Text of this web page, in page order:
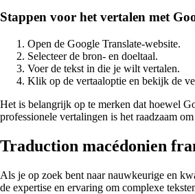
Stappen voor het vertalen met
Open de Google Translate-website.
Selecteer de bron- en doeltaal.
Voer de tekst in die je wilt vertalen.
Klik op de vertaaloptie en bekijk de
Het is belangrijk op te merken dat hoewel
professionele vertalingen is het raadzaam
Traduction macédonien
Als je op zoek bent naar nauwkeurige en
de expertise en ervaring om complexe